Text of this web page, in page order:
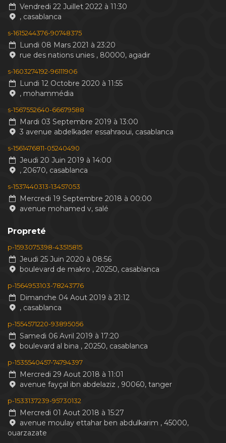
Vendredi 22 Juillet 2022 à 11:30
, casablanca
s-1615244376-90748375
Lundi 08 Mars 2021 à 23:20
rue des nations unies , 80000, agadir
s-1603274192-96111906
Lundi 12 Octobre 2020 à 11:55
, mohammédia
s-1567552640-66679588
Mardi 03 Septembre 2019 à 13:00
3 avenue abdelkader essahraoui, casablanca
s-1561476811-05240490
Jeudi 20 Juin 2019 à 14:00
, 20670, casablanca
s-1537440313-13457053
Mercredi 19 Septembre 2018 à 00:00
avenue mohamed v, salé
Propreté
p-1593075398-43515815
Jeudi 25 Juin 2020 à 08:56
boulevard de makro , 20250, casablanca
p-1564953103-78243776
Dimanche 04 Aout 2019 à 21:12
, casablanca
p-1554571220-93895056
Samedi 06 Avril 2019 à 17:20
boulevard al bina , 20250, casablanca
p-1535540457-74794397
Mercredi 29 Aout 2018 à 11:01
avenue fayçal ibn abdelaziz , 90060, tanger
p-1533137239-95730132
Mercredi 01 Aout 2018 à 15:27
avenue moulay ettahar ben abdulkarim , 45000,
ouarzazate